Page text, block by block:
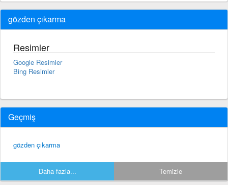
gözden çıkarma
Resimler
Google Resimler
Bing Resimler
Geçmiş
gözden çıkarma
Daha fazla... Temizle